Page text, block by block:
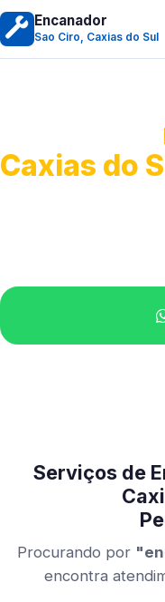
Encanador
Sao Ciro, Caxias do Sul
Caxias do
Serviços de
Procurando por
encontra